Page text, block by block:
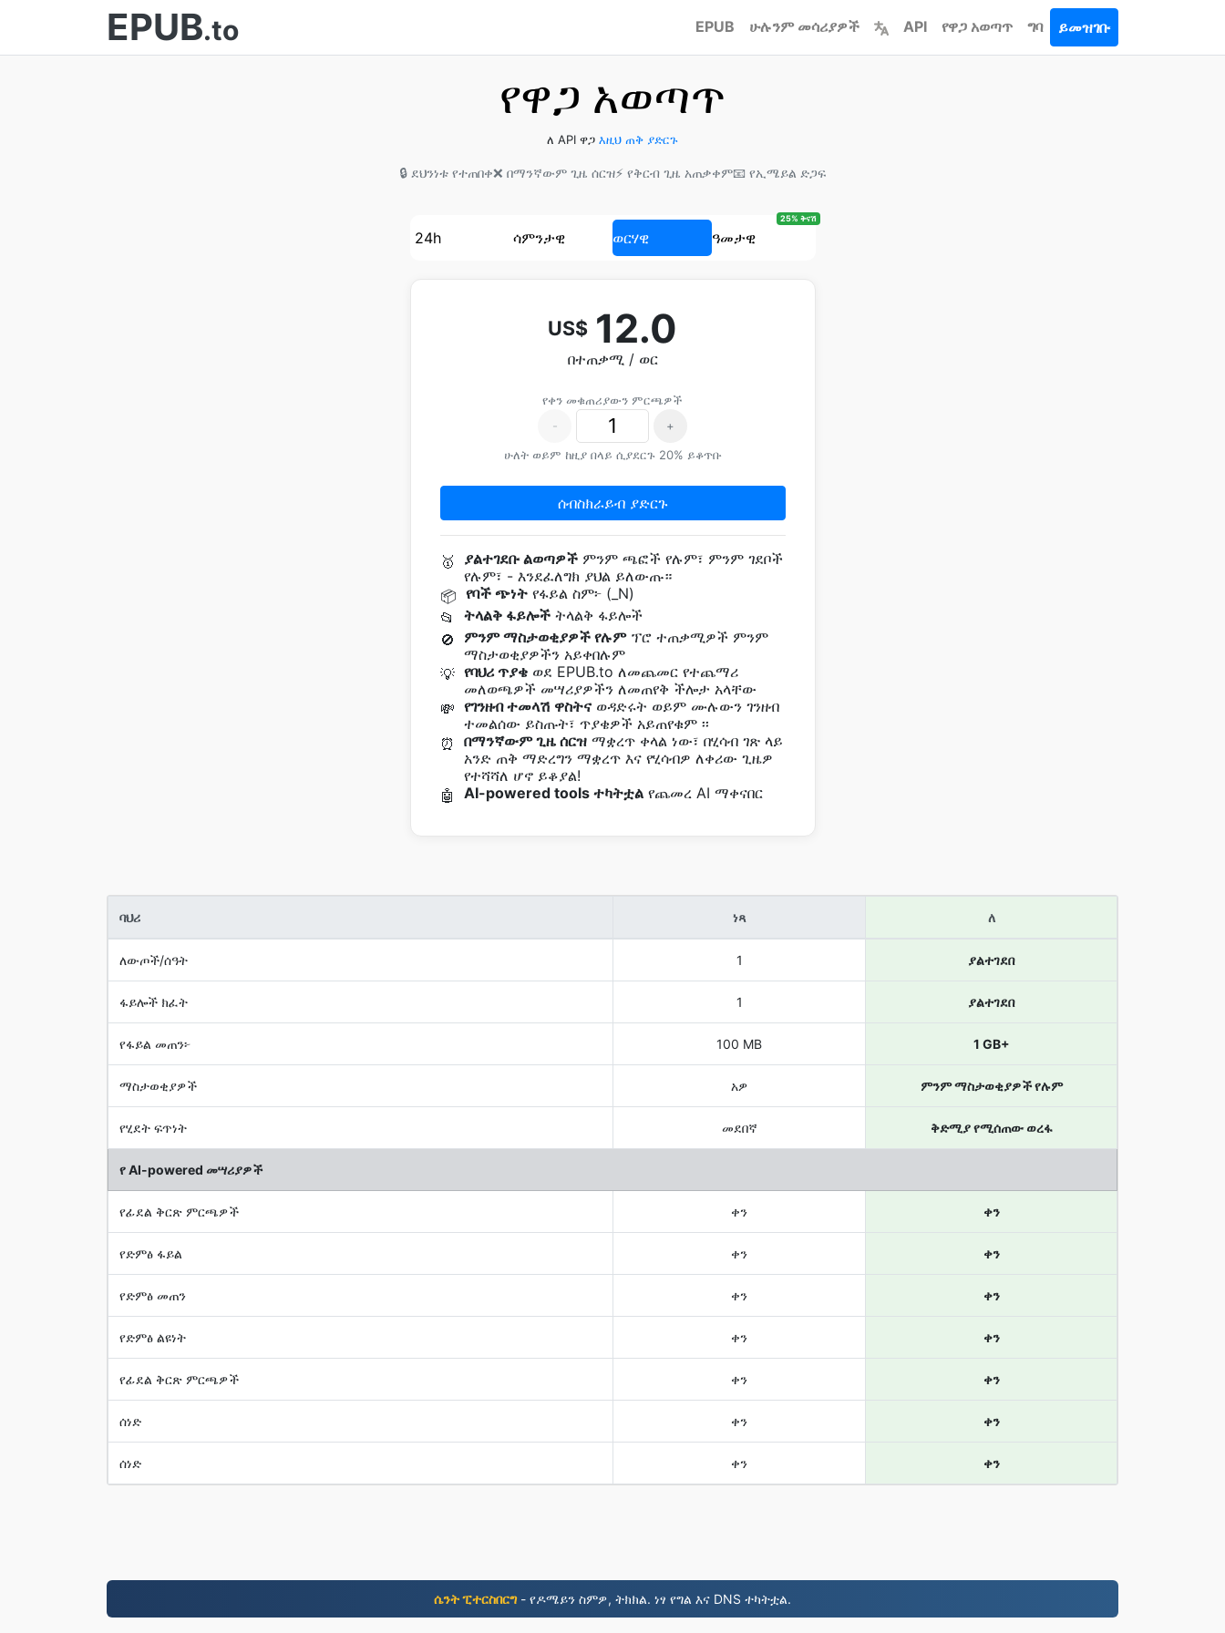
EPUB.to EPUB ሁሉንም መሳሪያዎች API የዋጋ አወጣጥ ግባ ይመዝገቡ
የዋጋ አወጣጥ
ለ API ዋጋ እዚህ ጠቅ ያድርጉ
🔒 ደህንነቱ የተጠበቀ❌ በማንኛውም ጊዜ ሰርዝ⚡ የቅርብ ጊዜ አጠቃቀም📧 የኢሜይል ድጋፍ
24h ሳምንታዊ ወርሃዊ ዓመታዊ
25% ቅናሽ
US$ 12.0
በተጠቃሚ / ወር
የቀን መቁጠሪያውን ምርጫዎች
-
+
ሁለት ወይም ከዚያ በላይ ሲያደርጉ 20% ይቆጥቡ
ሰብስክራይብ ያድርጉ
🥇 ያልተገደቡ ልወጣዎችምንም ጫፎች የሉም፣ ምንም ገደቦች
የሉም፣ - እንደፈለግክ ያህል ይለውጡ።
📦 የባች ጭነትየፋይል ስም፦ (_N)
📂
ትላልቅ ፋይሎችትላልቅ ፋይሎች
🚫
ምንም ማስታወቂያዎች የሉምፕሮ ተጠቃሚዎች ምንም
ማስታወቂያዎችን አይቀበሉም
💡 የባህሪ ጥያቄወደ EPUB.to ለመጨመር የተጨማሪ
መለወጫዎች መሣሪያዎችን ለመጠየቅ ችሎታ አላቸው
💸 የገንዘብ ተመላሽ ዋስትናወዳድሩት ወይም ሙሉውን ገንዘብ
ተመልሰው ይስጡት፣ ጥያቄዎች አይጠየቁም ፡፡
⏰
በማንኛውም ጊዜ ሰርዝማቋረጥ ቀላል ነው፣ በሂሳብ ገጽ ላይ
አንድ ጠቅ ማድረግን ማቋረጥ እና የሂሳብዎ ለቀሪው ጊዜዎ
የተሻሻለ ሆኖ ይቆያል!
🤖
AI-powered tools ተካትቷልየጨመረ AI ማቀናበር
ባህሪ ነጻ ለ
ለውጦች/ሰዓት 1 ያልተገደበ
ፋይሎች ክፈት 1 ያልተገደበ
የፋይል መጠን፦ 100 MB 1 GB+
ማስታወቂያዎች አዎ ምንም ማስታወቂያዎች የሉም
የሂደት ፍጥነት መደበኛ ቅድሚያ የሚሰጠው ወረፋ
የ AI-powered መሣሪያዎች
የፊደል ቅርጽ ምርጫዎች ቀን ቀን
የድምፅ ፋይል ቀን ቀን
የድምፅ መጠን ቀን ቀን
የድምፅ ልዩነት ቀን ቀን
የፊደል ቅርጽ ምርጫዎች ቀን ቀን
ሰነድ ቀን ቀን
ሰነድ ቀን ቀን
ሴንት ፒተርስበርግ- የዶሜይን ስምዎ, ትክክል. ነፃ የግል እና DNS ተካትቷል.